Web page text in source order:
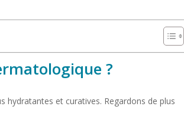
?
et curatives. Regardons de plus